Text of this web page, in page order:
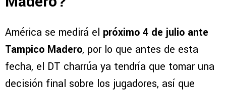
América se medirá el próximo 4 de julio ante
Tampico Madero, por lo que antes de esta
fecha, el DT charrúa ya tendría que tomar una
decisión final sobre los jugadores, así que